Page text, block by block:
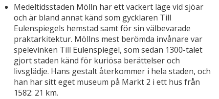
Medeltidsstaden Mölln har ett vackert läge vid sjöar
och är bland annat känd som gycklaren Till
Eulenspiegels hemstad samt för sin välbevarade
praktarkitektur. Möllns mest berömda invånare var
spelevinken Till Eulenspiegel, som sedan 1300-talet
gjort staden känd för kuriösa berättelser och
livsglädje. Hans gestalt återkommer i hela staden, och
han har sitt eget museum på Markt 2 i ett hus från
1582: 21 km.